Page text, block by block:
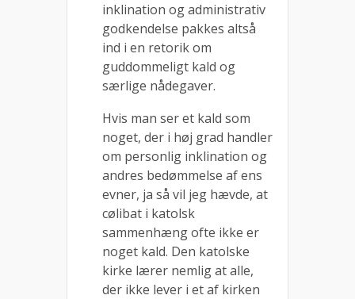
inklination og administrativ
godkendelse pakkes altså
ind i en retorik om
guddommeligt kald og
særlige nådegaver.
Hvis man ser et kald som
noget, der i høj grad handler
om personlig inklination og
andres bedømmelse af ens
evner, ja så vil jeg hævde, at
cølibat i katolsk
sammenhæng ofte ikke er
noget kald. Den katolske
kirke lærer nemlig at alle,
der ikke lever i et af kirken